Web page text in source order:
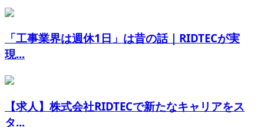
「工事業界は週休1日」は昔の話｜RIDTECが実
現...
【求人】株式会社RIDTECで新たなキャリアをス
タ...